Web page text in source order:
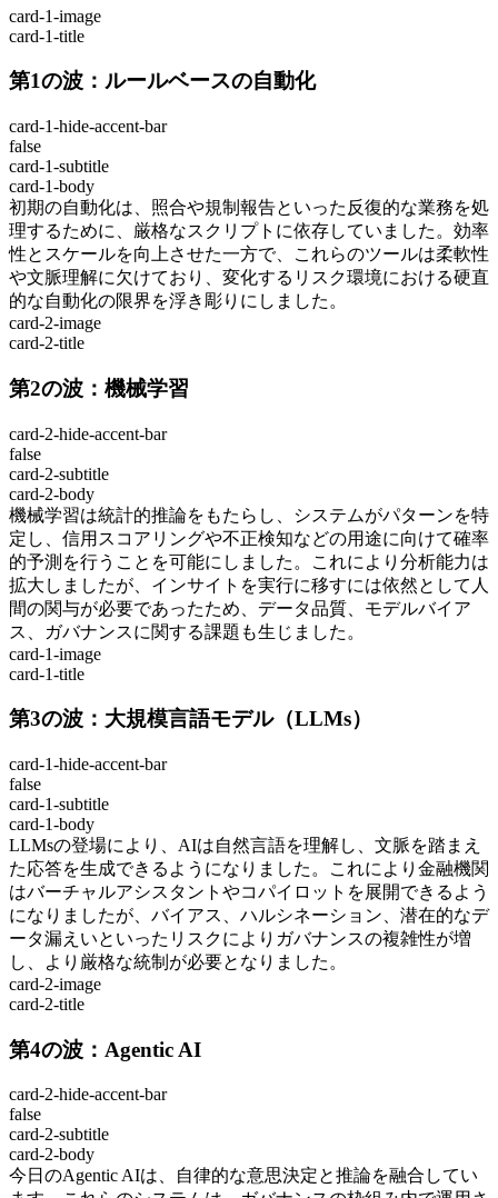
card-1-image
card-1-title
第1の波：ルールベースの自動化
card-1-hide-accent-bar
false
card-1-subtitle
card-1-body
初期の自動化は、照合や規制報告といった反復的な業務を処
理するために、厳格なスクリプトに依存していました。効率
性とスケールを向上させた一方で、これらのツールは柔軟性
や文脈理解に欠けており、変化するリスク環境における硬直
的な自動化の限界を浮き彫りにしました。
card-2-image
card-2-title
第2の波：機械学習
card-2-hide-accent-bar
false
card-2-subtitle
card-2-body
機械学習は統計的推論をもたらし、システムがパターンを特
定し、信用スコアリングや不正検知などの用途に向けて確率
的予測を行うことを可能にしました。これにより分析能力は
拡大しましたが、インサイトを実行に移すには依然として人
間の関与が必要であったため、データ品質、モデルバイア
ス、ガバナンスに関する課題も生じました。
card-1-image
card-1-title
第3の波：大規模言語モデル（LLMs）
card-1-hide-accent-bar
false
card-1-subtitle
card-1-body
LLMsの登場により、AIは自然言語を理解し、文脈を踏まえ
た応答を生成できるようになりました。これにより金融機関
はバーチャルアシスタントやコパイロットを展開できるよう
になりましたが、バイアス、ハルシネーション、潜在的なデ
ータ漏えいといったリスクによりガバナンスの複雑性が増
し、より厳格な統制が必要となりました。
card-2-image
card-2-title
第4の波：Agentic AI
card-2-hide-accent-bar
false
card-2-subtitle
card-2-body
今日のAgentic AIは、自律的な意思決定と推論を融合してい